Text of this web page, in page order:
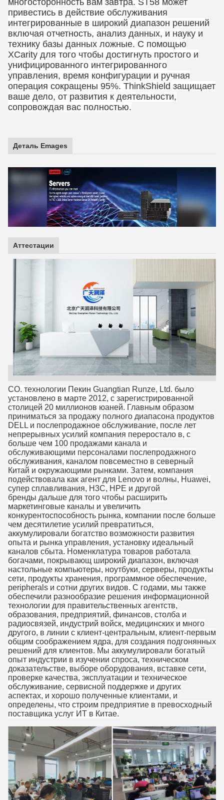
многосторонность вам завтра. ST58 может
привестись в действие обслуживания
интегрированные в широкий диапазон решений
включая отчетность, анализ данных, и науку и
технику базы данных ложные. С помощью
XCarity для того чтобы достигнуть простого и
унифицированного интегрированного
управления, время конфигурации и ручная
операция сокращены 95%. ThinkShield защищает
ваше дело, от развития к деятельности,
сопровождая вас полностью.
Деталь Emages
Аттестации
CO. технологии Пекин Guangtian Runze, Ltd. было
установлено в марте 2012, с зарегистрированной
столицей 20 миллионов юаней. Главным образом
приниматься за продажу полного диапасона продуктов
DELL и послепродажное обслуживание, после лет
непрерывных усилий компания переростало в, с
больше чем 100 продажами канала и
обслуживающими персоналами послепродажного
обслуживания, каналом повсеместно в северный
Китай и окружающими рынками. Затем, компания
подействовала как агент для Lenovo и волны, Huawei,
супер сплавливания, H3C, HPE и другой
бренды дальше для того чтобы расширить
маркетинговые каналы и увеличить
конкурентоспособность рынка, компании после больше
чем десятилетие усилий превратиться,
аккумулировали богатство возможности развития
опыта и рынка управления, установку идеальный
каналов сбыта. Номенклатура товаров работала
богачами, покрывающ широкий диапазон, включая
настольные компьютеры, ноутбуки, серверы, продукты
сети, продукты хранения, программное обеспечение,
peripherals и сотни других видов. С годами, мы также
обеспечили разнообразие решения информационной
технологии для правительственных агентств,
образования, предприятий, финансов, столба и
радиосвязей, индустрий войск, медицинских и много
другого, в линии с клиент-центральным, клиент-первым
общим соображением ядра, для создания подгонянных
решений для клиентов. Мы аккумулировали богатый
опыт индустрии в изучении спроса, техническом
доказательстве, выборе оборудования, вставке сети,
проверке качества, эксплуатации и техническое
обслуживание, сервисной поддержке и других
аспектах, и хорошо полученные клиентами, и
определены, что строим предприятие в превосходный
поставщика услуг ИТ в Китае.